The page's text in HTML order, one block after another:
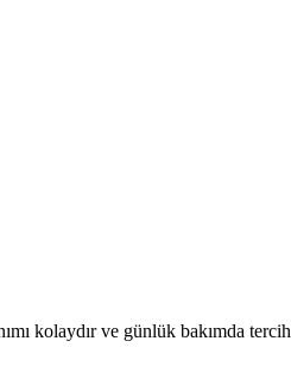
kolaydır ve günlük bakımda